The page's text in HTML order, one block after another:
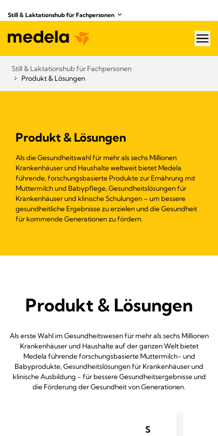
Still & Laktationshub für Fachpersonen
Still & Laktationshub für Fachpersonen
Produkt & Lösungen
Produkt & Lösungen
Als die Gesundheitswahl für mehr als sechs Millionen
Krankenhäuser und Haushalte weltweit bietet Medela
führende, forschungsbasierte Produkte zur Ernährung mit
Muttermilch und Babypflege, Gesundheitslösungen für
Krankenhäuser und klinische Schulungen – um bessere
gesundheitliche Ergebnisse zu erzielen und die Gesundheit
für kommende Generationen zu fördern.
Produkt & Lösungen
Als erste Wahl im Gesundheitswesen für mehr als sechs Millionen
Krankenhäuser und Haushalte auf der ganzen Welt bietet
Medela führende forschungsbasierte Muttermilch- und
Babyprodukte, Gesundheitslösungen für Krankenhäuser und
klinische Ausbildung - für bessere Gesundheitsergebnisse und
die Förderung der Gesundheit von Generationen.
S